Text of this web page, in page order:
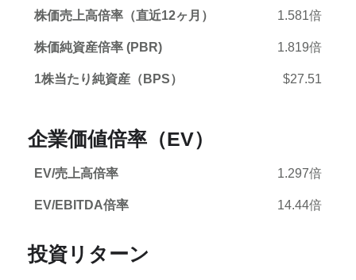
株価売上高倍率（直近12ヶ月） 1.581倍
株価純資産倍率 (PBR) 1.819倍
1株当たり純資産（BPS） $27.51
企業価値倍率（EV）
EV/売上高倍率 1.297倍
EV/EBITDA倍率 14.44倍
投資リターン